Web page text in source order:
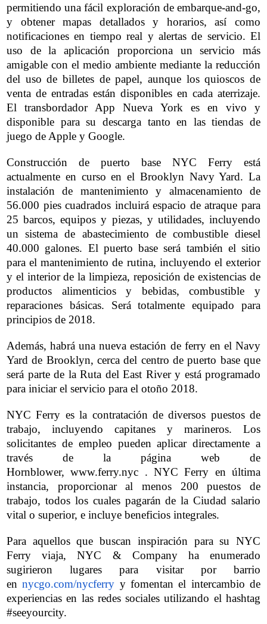
permitiendo una fácil exploración de embarque-and-go,
y obtener mapas detallados y horarios, así como
notificaciones en tiempo real y alertas de servicio. El
uso de la aplicación proporciona un servicio más
amigable con el medio ambiente mediante la reducción
del uso de billetes de papel, aunque los quioscos de
venta de entradas están disponibles en cada aterrizaje.
El transbordador App Nueva York es en vivo y
disponible para su descarga tanto en las tiendas de
juego de Apple y Google.
Construcción de puerto base NYC Ferry está
actualmente en curso en el Brooklyn Navy Yard. La
instalación de mantenimiento y almacenamiento de
56.000 pies cuadrados incluirá espacio de atraque para
25 barcos, equipos y piezas, y utilidades, incluyendo
un sistema de abastecimiento de combustible diesel
40.000 galones. El puerto base será también el sitio
para el mantenimiento de rutina, incluyendo el exterior
y el interior de la limpieza, reposición de existencias de
productos alimenticios y bebidas, combustible y
reparaciones básicas. Será totalmente equipado para
principios de 2018.
Además, habrá una nueva estación de ferry en el Navy
Yard de Brooklyn, cerca del centro de puerto base que
será parte de la Ruta del East River y está programado
para iniciar el servicio para el otoño 2018.
NYC Ferry es la contratación de diversos puestos de
trabajo, incluyendo capitanes y marineros. Los
solicitantes de empleo pueden aplicar directamente a
través de la página web de
Hornblower,www.ferry.nyc . NYC Ferry en última
instancia, proporcionar al menos 200 puestos de
trabajo, todos los cuales pagarán de la Ciudad salario
vital o superior, e incluye beneficios integrales.
Para aquellos que buscan inspiración para su NYC
Ferry viaja, NYC & Company ha enumerado
sugirieron lugares para visitar por barrio
ennycgo.com/nycferry y fomentan el intercambio de
experiencias en las redes sociales utilizando el hashtag
#seeyourcity.